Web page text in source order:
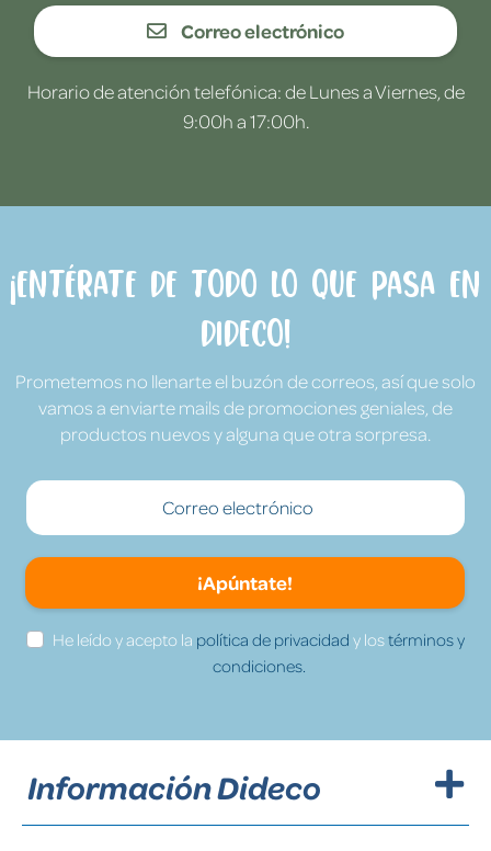
Correo electrónico
Horario de atención telefónica: de Lunes a Viernes, de
9:00h a 17:00h.
¡Entérate de todo lo que pasa en
Dideco!
Prometemos no llenarte el buzón de correos, así que solo
vamos a enviarte mails de promociones geniales, de
productos nuevos y alguna que otra sorpresa.
¡Apúntate!
He leído y acepto la política de privacidad y lostérminos y
condiciones.
Información Dideco